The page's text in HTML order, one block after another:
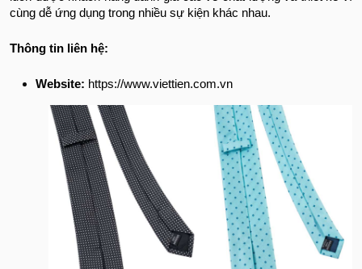
cùng dễ ứng dụng trong nhiều sự kiện khác nhau.
Thông tin liên hệ:
Website: https://www.viettien.com.vn